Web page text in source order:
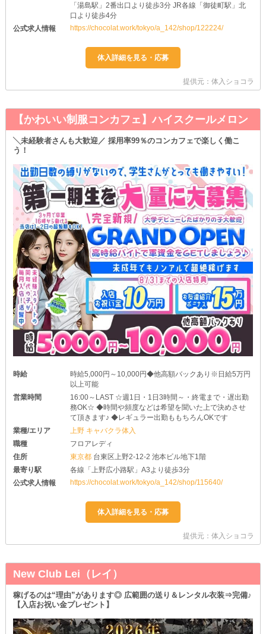
「湯島駅」2番出口より徒歩3分 JR各線「御徒町駅」北
口より徒歩4分
公式求人情報
https://chocolat.work/tokyo/a_142/shop/122224/
提供元：体入ショコラ
【かわいい制服コンカフェ】ハイスクールメロン
╲未経験者さんも大歓迎／ 採用率99％のコンカフェで楽しく働こ
う！
時給
時給5,000円～10,000円◆他高額バックあり※日給5万円
以上可能
営業時間
16:00～LAST ☆週1日・1日3時間～・終電まで・遅出勤
務OK☆ ◆時間や頻度などは希望を聞いた上で決めさせ
て頂きます♪ ◆レギュラー出勤ももちろんOKです
業種/エリア
上野 キャバクラ体入
職種
フロアレディ
住所
東京都 台東区上野2-12-2 池本ビル地下1階
最寄り駅
各線「上野広小路駅」A3より徒歩3分
公式求人情報
https://chocolat.work/tokyo/a_142/shop/115640/
提供元：体入ショコラ
New Club Lei（レイ）
稼げるのは“理由”があります◎ 広範囲の送り＆レンタル衣装⇒完備♪
【入店お祝い金プレゼント】